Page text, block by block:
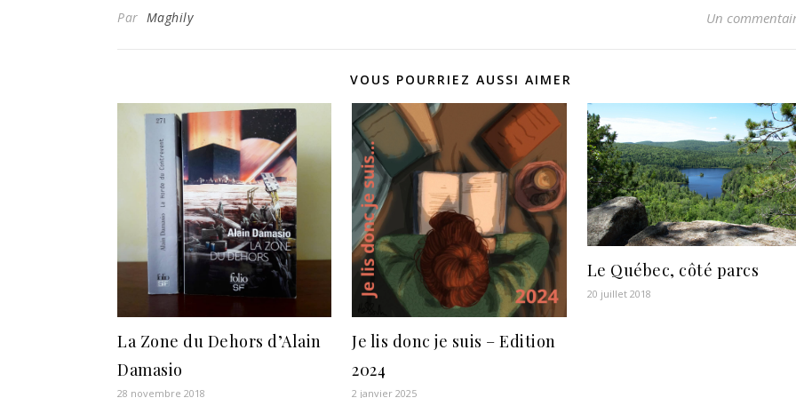
Par Maghily Un
VOUS POURRIEZ AUSSI AIMER
La Zone du Dehors d’Alain
Damasio
28 novembre 2018
Je lis donc je suis – Edition
2024
2 janvier 2025
Le Québec, côté parcs
20 juillet 2018